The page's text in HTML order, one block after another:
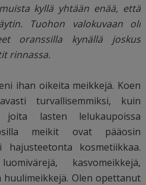
kyllä yhtään enää, että
Tuohon valokuvaan oli
oranssilla kynällä joskus
rinnassa.
ihan oikeita meikkejä. Koen
turvallisemmiksi, kuin
joita lasten lelukaupoissa
meikit ovat pääosin
hajusteetonta kosmetiikkaa.
kasvomeikkejä,
huulimeikkejä. Olen opettanut